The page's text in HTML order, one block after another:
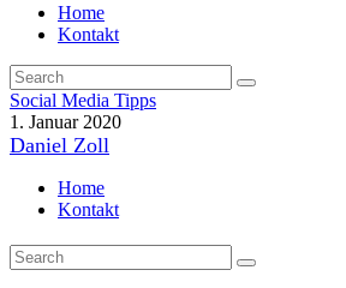
Home
Kontakt
Social Media Tipps
1. Januar 2020
Daniel Zoll
Home
Kontakt